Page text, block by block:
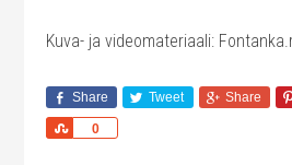
Kuva- ja videomateriaali:
Share Tweet Share
0
Share